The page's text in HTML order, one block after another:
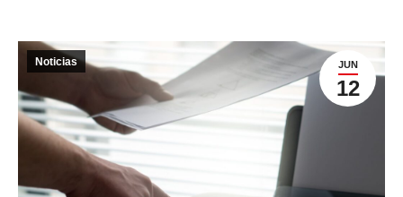
JUN
12
Noticias